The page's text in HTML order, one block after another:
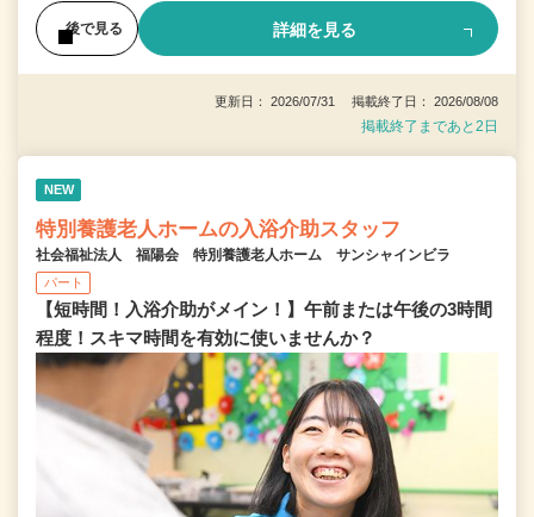
後で見る 詳細を見る
更新日： 2026/07/31 掲載終了日： 2026/08/08
掲載終了まであと2日
NEW
特別養護老人ホームの入浴介助スタッフ
社会福祉法人 福陽会 特別養護老人ホーム サンシャインビラ
パート
【短時間！入浴介助がメイン！】午前または午後の3時間
程度！スキマ時間を有効に使いませんか？